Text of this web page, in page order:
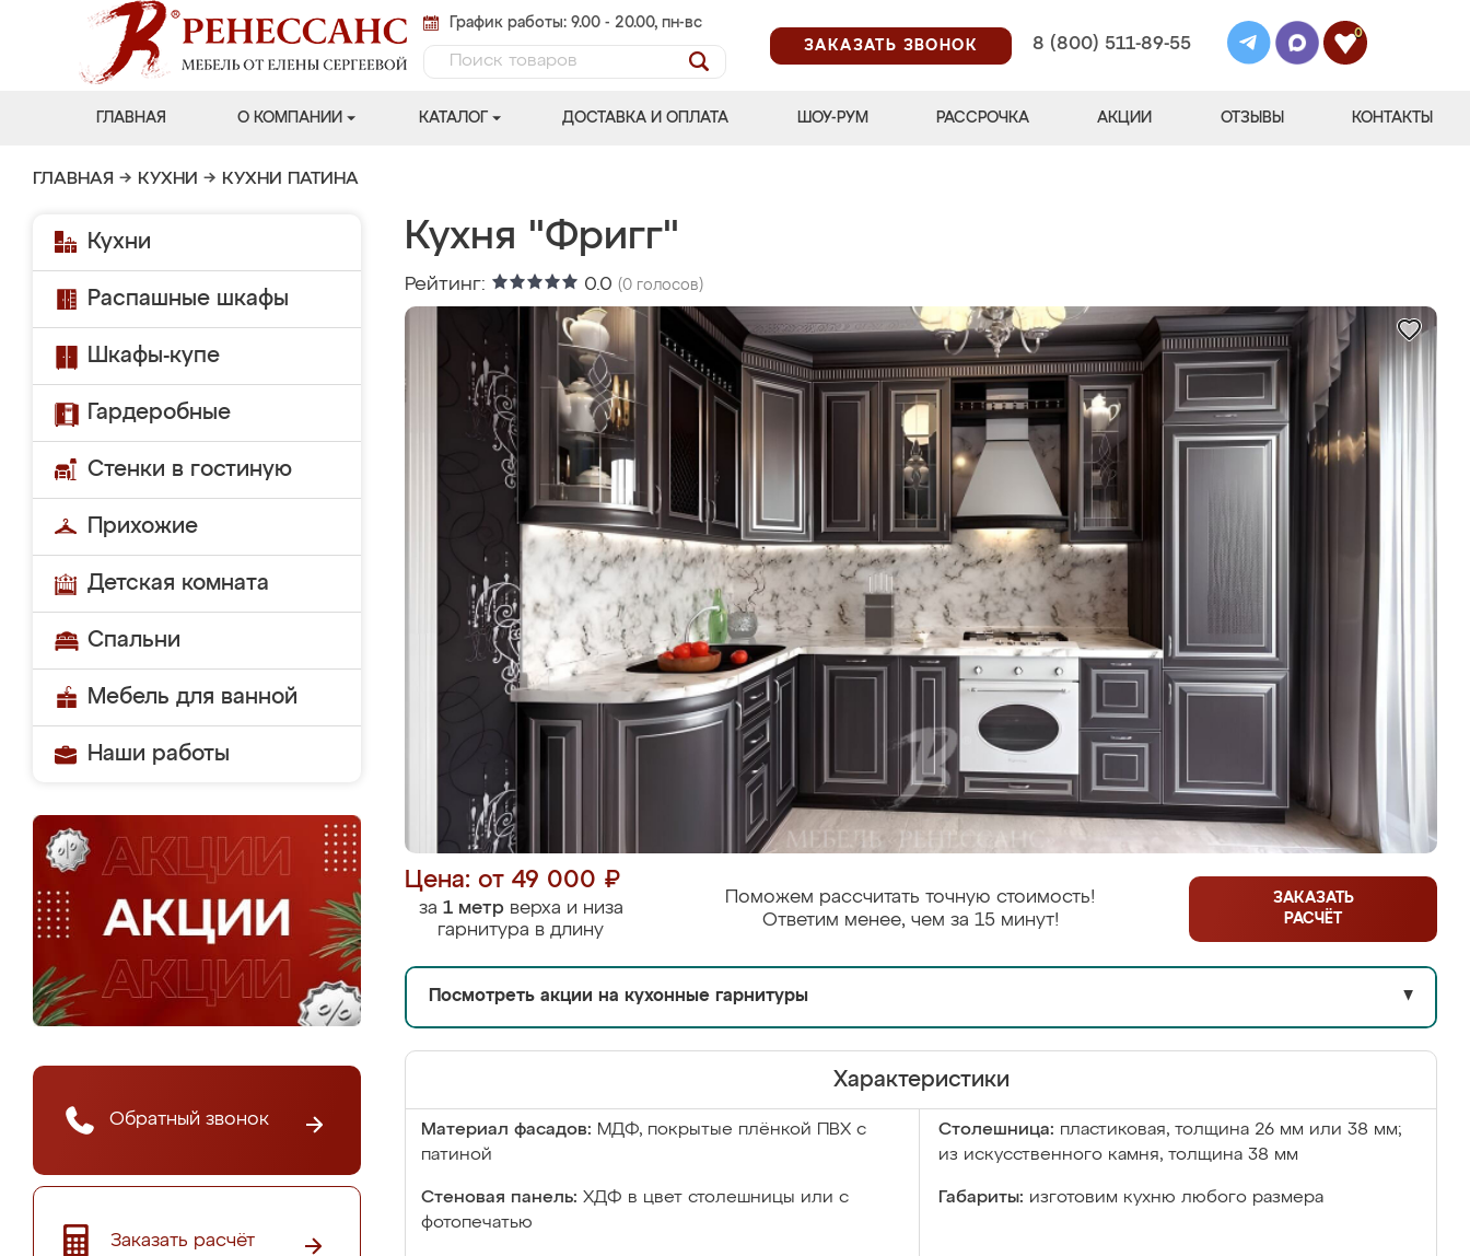
График работы: 9.00 - 20.00, пн-вс
ЗАКАЗАТЬ ЗВОНОК
8 (800) 511-89-55
0
ГЛАВНАЯ О КОМПАНИИ КАТАЛОГ ДОСТАВКА И ОПЛАТА ШОУ-РУМ РАССРОЧКА АКЦИИ ОТЗЫВЫ КОНТАКТЫ
ГЛАВНАЯ → КУХНИ → КУХНИ ПАТИНА
Кухни
Распашные шкафы
Шкафы-купе
Гардеробные
Стенки в гостиную
Прихожие
Детская комната
Спальни
Мебель для ванной
Наши работы
Обратный звонок
Заказать расчёт
Кухня "Фригг"
Рейтинг: 0.0 (0 голосов)
Цена: от 49 000 ₽
за 1 метрверха и низа
гарнитура в длину
Поможем рассчитать точную стоимость!
Ответим менее, чем за 15 минут!
ЗАКАЗАТЬ
РАСЧЁТ
Посмотреть акции на кухонные гарнитуры ▼
Характеристики
Материал фасадов: МДФ, покрытые плёнкой ПВХ с
патиной
Столешница: пластиковая, толщина 26 мм или 38 мм;
из искусственного камня, толщина 38 мм
Стеновая панель: ХДФ в цвет столешницы или с
фотопечатью
Габариты: изготовим кухню любого размера